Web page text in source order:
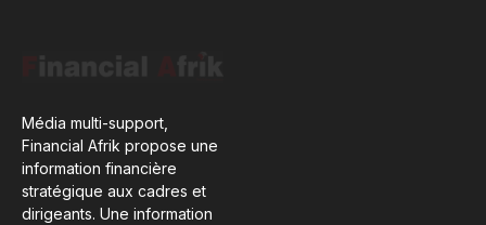
Média multi-support,
Financial Afrik propose une
information financière
stratégique aux cadres et
dirigeants. Une information